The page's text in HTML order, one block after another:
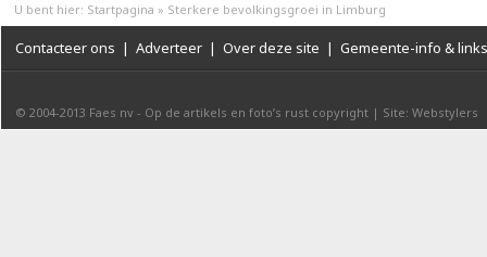
U bent hier: Startpagina » Sterkere bevolkingsgroei in Limburg
Contacteer ons | Adverteer | Over deze site | Gemeente-info & links
© 2004-2013 Faes nv - Op de artikels en foto’s rust copyright | Site: Webstylers